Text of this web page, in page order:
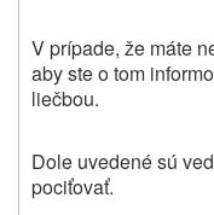
V prípade, že máte
aby ste o tom
liečbou.
Dole uvedené sú
pociťovať.